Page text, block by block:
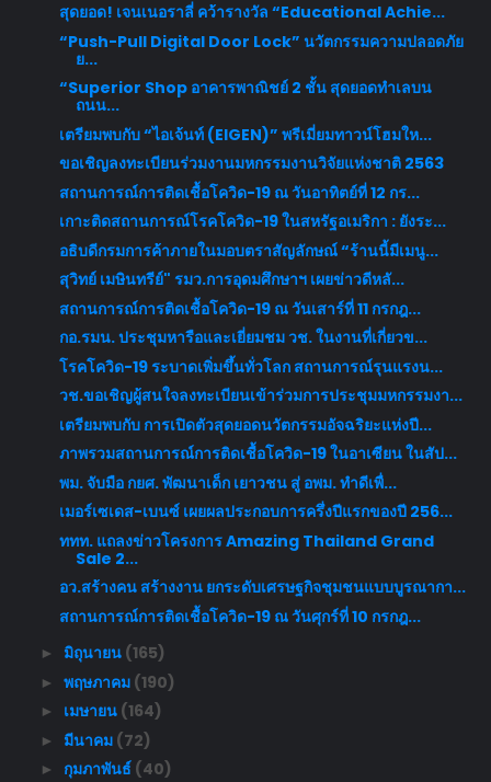
สุดยอด! เจนเนอราลี่ คว้ารางวัล “Educational Achie...
“Push-Pull Digital Door Lock” นวัตกรรมความปลอดภัย
ย...
“Superior Shop อาคารพาณิชย์ 2 ชั้น สุดยอดทำเลบน
ถนน...
เตรียมพบกับ “ไอเจ้นท์ (EIGEN)” พรีเมี่ยมทาวน์โฮมให...
ขอเชิญลงทะเบียนร่วมงานมหกรรมงานวิจัยแห่งชาติ 2563
สถานการณ์การติดเชื้อโควิด-19 ณ วันอาทิตย์ที่ 12 กร...
เกาะติดสถานการณ์โรคโควิด-19 ในสหรัฐอเมริกา : ยังระ...
อธิบดีกรมการค้าภายในมอบตราสัญลักษณ์ “ร้านนี้มีเมนู...
สุวิทย์ เมษินทรีย์" รมว.การอุดมศึกษาฯ เผยข่าวดีหลั...
สถานการณ์การติดเชื้อโควิด-19 ณ วันเสาร์ที่ 11 กรกฎ...
กอ.รมน. ประชุมหารือและเยี่ยมชม วช. ในงานที่เกี่ยวข...
โรคโควิด-19 ระบาดเพิ่มขึ้นทั่วโลก สถานการณ์รุนแรงน...
วช.ขอเชิญผู้สนใจลงทะเบียนเข้าร่วมการประชุมมหกรรมงา...
เตรียมพบกับ การเปิดตัวสุดยอดนวัตกรรมอัจฉริยะแห่งปี...
ภาพรวมสถานการณ์การติดเชื้อโควิด-19 ในอาเซียน ในสัป...
พม. จับมือ กยศ. พัฒนาเด็ก เยาวชน สู่ อพม. ทำดีเพื่...
เมอร์เซเดส-เบนซ์ เผยผลประกอบการครึ่งปีแรกของปี 256...
ททท. แถลงข่าวโครงการ Amazing Thailand Grand
Sale 2...
อว.สร้างคน สร้างงาน ยกระดับเศรษฐกิจชุมชนแบบบูรณากา...
สถานการณ์การติดเชื้อโควิด-19 ณ วันศุกร์ที่ 10 กรกฎ...
► มิถุนายน (165)
► พฤษภาคม (190)
► เมษายน (164)
► มีนาคม (72)
► กุมภาพันธ์ (40)